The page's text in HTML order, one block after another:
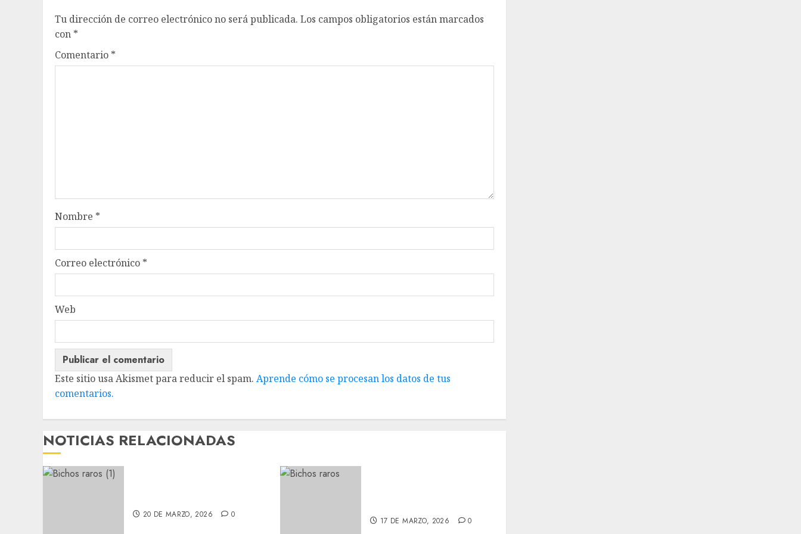
Tu dirección de correo electrónico no será publicada. Los campos obligatorios están marcados
con *
Comentario *
Nombre *
Correo electrónico *
Web
Este sitio usa Akismet para reducir el spam. Aprende cómo se procesan los datos de tus
comentarios.
NOTICIAS RELACIONADAS
20 DE MARZO, 2026 0
17 DE MARZO, 2026 0